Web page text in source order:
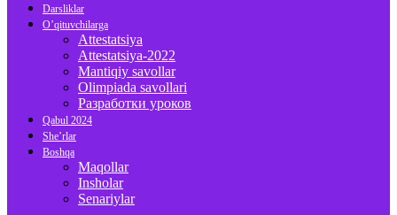
Darsliklar
O’qituvchilarga
Attestatsiya
Attestatsiya-2022
Mantiqiy savollar
Olimpiada savollari
Разработки уроков
Qabul 2024
She’rlar
Boshqa
Maqollar
Insholar
Senariylar